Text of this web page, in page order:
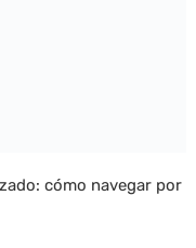
cómo navegar por